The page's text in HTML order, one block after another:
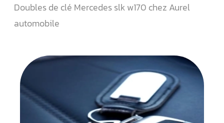
Doubles de clé Mercedes slk w170 chez Aurel
automobile